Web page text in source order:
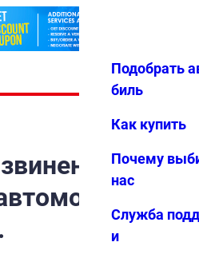
Избранн
Меню
Подобрать
биль
Как купить
Почему
нас
Служба
и
но